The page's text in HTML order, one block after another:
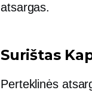
atsargas.
Surištas
Perteklinės